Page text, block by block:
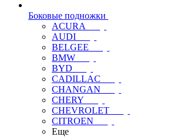
Боковые подножки
ACURA
AUDI
BELGEE
BMW
BYD
CADILLAC
CHANGAN
CHERY
CHEVROLET
CITROEN
Еще